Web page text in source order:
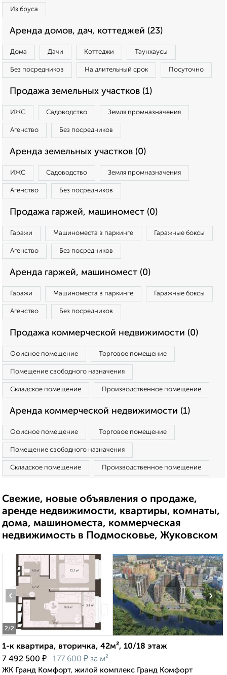
Из бруса
Аренда домов, дач, коттеджей (23)
Дома Дачи Коттеджи Таунхаусы
Без посредников На длительный срок Посуточно
Продажа земельных участков (1)
ИЖС Садоводство Земля промназначения
Агенство Без посредников
Аренда земельных участков (0)
ИЖС Садоводство Земля промназначения
Агенство Без посредников
Продажа гаржей, машиномест (0)
Гаражи Машиноместа в паркинге Гаражные боксы
Агенство Без посредников
Аренда гаржей, машиномест (0)
Гаражи Машиноместа в паркинге Гаражные боксы
Агенство Без посредников
Продажа коммерческой недвижимости (0)
Офисное помещение Торговое помещение
Помещение свободного назначения
Складское помещение Производственное помещение
Аренда коммерческой недвижимости (1)
Офисное помещение Торговое помещение
Помещение свободного назначения
Складское помещение Производственное помещение
Свежие, новые объявления о продаже,
аренде недвижимости, квартиры, комнаты,
дома, машиноместа, коммерческая
недвижимость в Подмосковье, Жуковском
2/2
‹ ›
1-к квартира, вторичка, 42м², 10/18 этаж
7 492 500 ₽ 177 600 ₽ за м²
ЖК Гранд Комфорт, жилой комплекс Гранд Комфорт